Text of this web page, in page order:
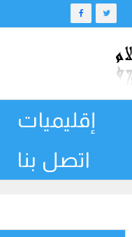
إقليميات
اتصل بنا